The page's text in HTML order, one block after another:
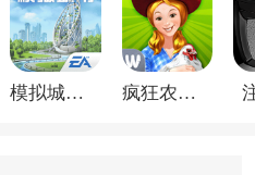
行榜展示你的战斗实力，与
能体验到不同的冒险故事
模拟城市我是巿长联机版 疯狂农场3美国派19